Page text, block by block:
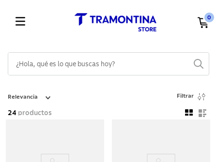
0
Relevancia Filtrar
24 productos
1.
cuchillos
2.
cubiertos